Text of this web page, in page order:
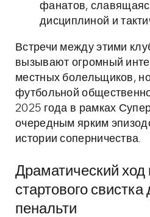
фанатов,
дисциплиной и
Встречи между этими
вызывают огромный
местных болельщиков,
футбольной
2025 года в рамках
очередным ярким
истории соперничества.
Драматический ход
стартового свистка
пенальти